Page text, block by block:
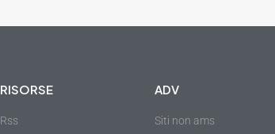
RISORSE
Rss
ADV
Siti non ams